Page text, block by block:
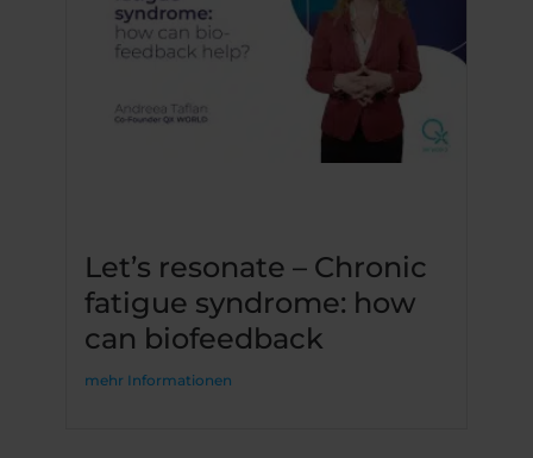
Let’s resonate – Chronic
fatigue syndrome: how
can biofeedback
mehr Informationen